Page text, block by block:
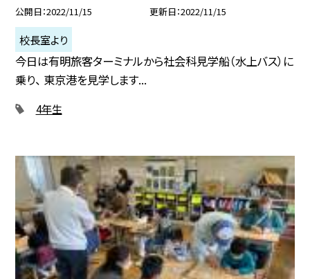
公開日 2022/11/15 更新日 2022/11/15
校長室より
今日は有明旅客ターミナルから社会科見学船（水上バス）に
乗り、 東京港を見学します...
4年生